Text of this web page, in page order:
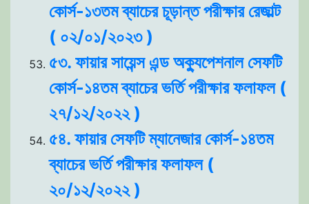
কোর্স-১৩তম ব্যাচের চূড়ান্ত পরীক্ষার রেজাল্ট
( ০২/০১/২০২৩ )
৫৩. ফায়ার সায়েন্স এন্ড অক্যুপেশনাল সেফটি
কোর্স-১৪তম ব্যাচের ভর্তি পরীক্ষার ফলাফল (
২৭/১২/২০২২ )
৫৪. ফায়ার সেফটি ম্যানেজার কোর্স-১৪তম
ব্যাচের ভর্তি পরীক্ষার ফলাফল (
২০/১২/২০২২ )